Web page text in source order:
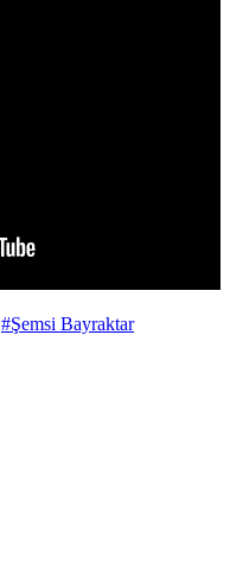
#Şemsi Bayraktar